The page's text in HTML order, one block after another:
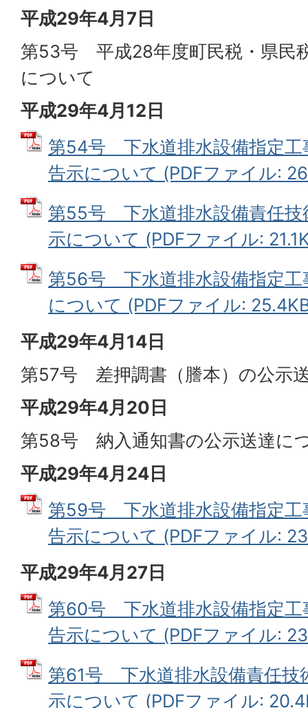
平成29年4月7日
第53号 平成28年度町民税・県民
について
平成29年4月12日
第54号 下水道排水設備指定工
告示について (PDFファイル:
第55号 下水道排水設備責任技
示について (PDFファイル:
第56号 下水道排水設備指定工
について (PDFファイル:
平成29年4月14日
第57号 差押調書（謄本）の公示
平成29年4月20日
第58号 納入通知書の公示送達に
平成29年4月24日
第59号 下水道排水設備指定工
告示について (PDFファイル:
平成29年4月27日
第60号 下水道排水設備指定工
告示について (PDFファイル:
第61号 下水道排水設備責任技
示について (PDFファイル: